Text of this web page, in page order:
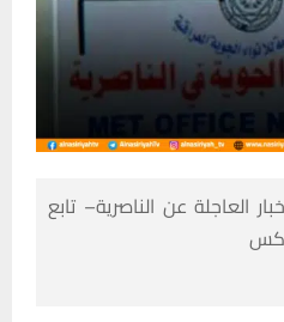
العاجلة عن الناصرية– تابع